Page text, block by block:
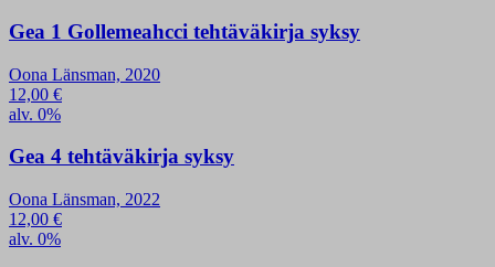
Gea 1 Gollemeahcci tehtäväkirja syksy
Oona Länsman, 2020
12,00 €
alv. 0%
Gea 4 tehtäväkirja syksy
Oona Länsman, 2022
12,00 €
alv. 0%